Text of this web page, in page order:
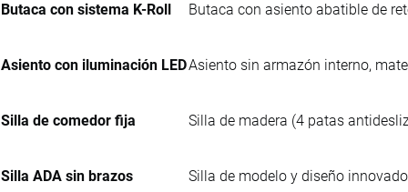
Butaca con sistema K-Roll Butaca con asiento abatible de
Asiento con iluminación LEDAsiento sin armazón interno,
Silla de comedor fija Silla de madera (4 patas
Silla ADA sin brazos Silla de modelo y diseño